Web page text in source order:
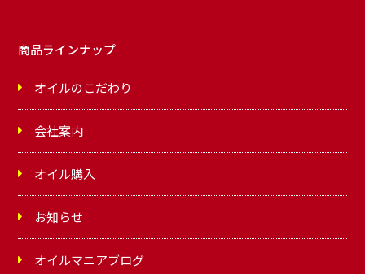
商品ラインナップ
オイルのこだわり
会社案内
オイル購入
お知らせ
オイルマニアブログ